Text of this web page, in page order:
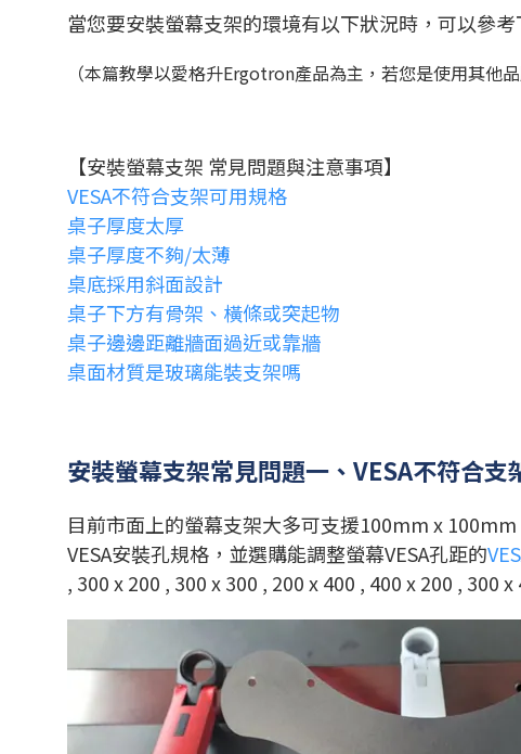
當您要安裝螢幕支架的環境有以下狀況時，可以參
（本篇教學以愛格升Ergotron產品為主，若您是使用其他
【安裝螢幕支架 常見問題與注意事項】
VESA不符合支架可用規格
桌子厚度太厚
桌子厚度不夠/太薄
桌底採用斜面設計
桌子下方有骨架、橫條或突起物
桌子邊邊距離牆面過近或靠牆
桌面材質是玻璃能裝支架嗎
安裝螢幕支架常見問題一、VESA不符合支
目前市面上的螢幕支架大多可支援100mm x
VESA安裝孔規格，並選購能調整螢幕VESA孔距的
, 300 x 200 , 300 x 300 , 200 x 400 , 400 x 200 , 300